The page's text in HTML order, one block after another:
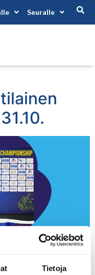
Tietoja
Seuralle
Kaartin
miesten yli 100